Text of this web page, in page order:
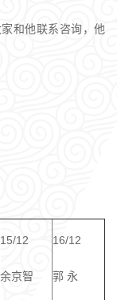
和他联系咨询，他
15/12
余京智
16/12
郭 永